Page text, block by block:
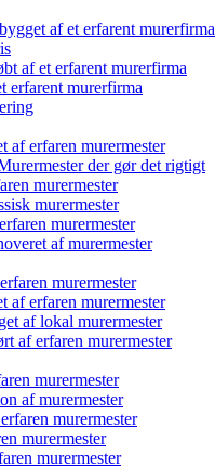
af et erfarent murerfirma
af et erfarent murerfirma
erfarent murerfirma
af erfaren murermester
der gør det rigtigt
murermester
murermester
murermester
af murermester
murermester
af erfaren murermester
af lokal murermester
af erfaren murermester
murermester
af murermester
murermester
murermester
murermester